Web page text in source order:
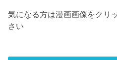
気になる方は漫画画像をクリ
さい